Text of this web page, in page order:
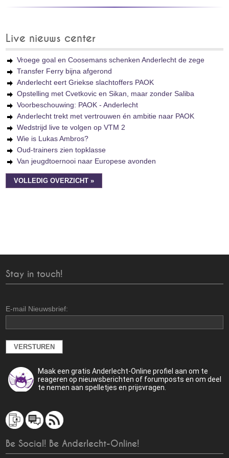
Live nieuws center
Vroege goal en Coosemans schenken Anderlecht de zege
Transfer Ferry bijna afgerond
Anderlecht eert Griekse slachtoffers PAOK
Opstelling met Cvetkovic en Sikan, maar zonder Saliba
Voorbeschouwing: PAOK - Anderlecht
Anderlecht trekt met vertrouwen én ambitie naar PAOK
Wedstrijd live te volgen op VTM 2
Wie is Lukas Ambros?
Oud-trainers zien topklasse
Van jeugdtoernooi naar Europese avonden
VOLLEDIG OVERZICHT »
Stay in touch!
E-mail Nieuwsbrief:
Maak een gratis Anderlecht-Online profiel aan om te
reageren op nieuwsberichten of forumposts en om deel
te nemen aan spelletjes en prijsvragen.
Be Social! Be Anderlecht-Online!